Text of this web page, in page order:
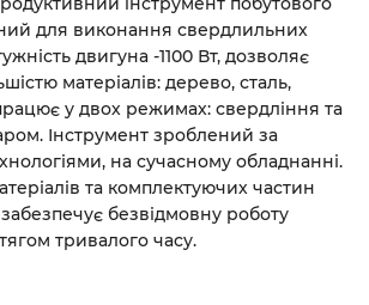
для виконання свердлильних
двигуна -1100 Вт, дозволяє
матеріалів: дерево, сталь,
у двох режимах: свердління та
Інструмент зроблений за
на сучасному обладнанні.
та комплектуючих частин
безвідмовну роботу
тривалого часу.